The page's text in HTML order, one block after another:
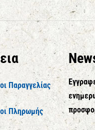
Παραγγελίας
Πληρωμής